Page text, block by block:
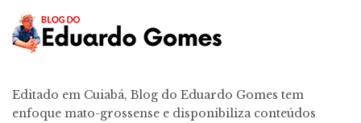
Editado em Cuiabá, Blog do Eduardo Gomes tem
enfoque mato-grossense e disponibiliza conteúdos